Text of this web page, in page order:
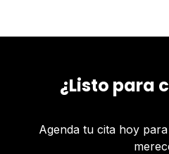
¿Listo para
Agenda tu cita hoy